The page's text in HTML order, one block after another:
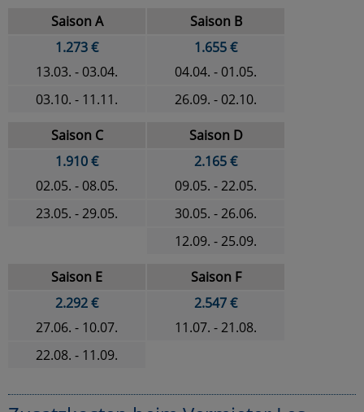
Saison A
1.273 €
13.03. - 03.04.
03.10. - 11.11.
Saison B
1.655 €
04.04. - 01.05.
26.09. - 02.10.
Saison C
1.910 €
02.05. - 08.05.
23.05. - 29.05.
Saison D
2.165 €
09.05. - 22.05.
30.05. - 26.06.
12.09. - 25.09.
Saison E
2.292 €
27.06. - 10.07.
22.08. - 11.09.
Saison F
2.547 €
11.07. - 21.08.